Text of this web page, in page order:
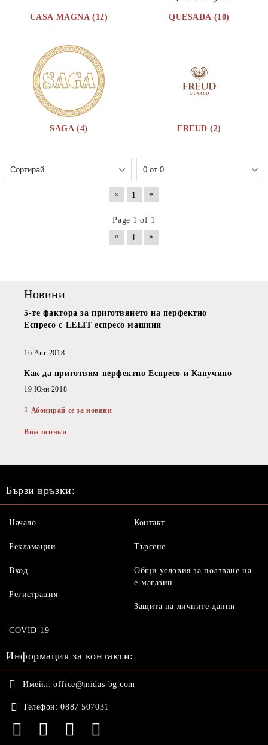
CASA MAGNA (12) QUESADA (10)
SAGA (4) FREUD (2)
« 1 »
Page 1 of 1
«
1 »
Новини
5-те фактора за приготвянето на перфектно
Еспресо с LELIT еспресо машини
16 Авг 2018
Как да приготвим перфектно Еспресо и Капучино
19 Юни 2018
Абонирай се за новини
Виж всички
Бързи връзки:
Начало
Рекламации
Вход
Регистрация
Контакт
Търсене
Общи условия за ползване на
е-магазин
Защита на личните данни
COVID-19
Информация за контакти:
Имейл: office@midas-bg.com
Телефон: 0887 507031